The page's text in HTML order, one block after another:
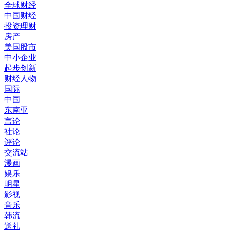
全球财经
中国财经
投资理财
房产
美国股市
中小企业
起步创新
财经人物
国际
中国
东南亚
言论
社论
评论
交流站
漫画
娱乐
明星
影视
音乐
韩流
送礼